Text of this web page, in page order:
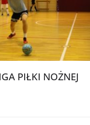
PIŁKI NOŻNEJ